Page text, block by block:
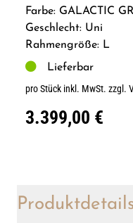
Farbe: GALACTIC
Geschlecht: Uni
Rahmengröße: L
Lieferbar
pro Stück inkl. MwSt. zzgl.
3.399,00 €